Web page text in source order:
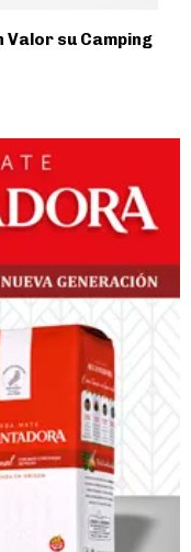
Valor su Camping